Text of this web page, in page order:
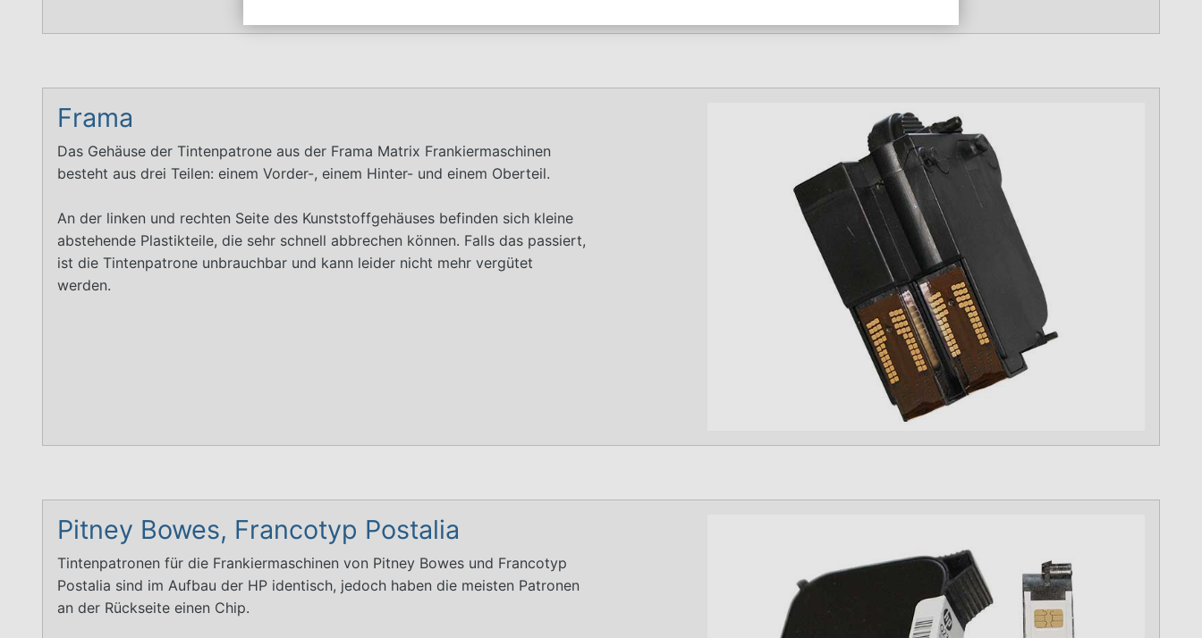
Frama
Das Gehäuse der Tintenpatrone aus der Frama Matrix Frankiermaschinen
besteht aus drei Teilen: einem Vorder-, einem Hinter- und einem Oberteil.
An der linken und rechten Seite des Kunststoffgehäuses befinden sich kleine
abstehende Plastikteile, die sehr schnell abbrechen können. Falls das passiert,
ist die Tintenpatrone unbrauchbar und kann leider nicht mehr vergütet
werden.
Pitney Bowes, Francotyp Postalia
Tintenpatronen für die Frankiermaschinen von Pitney Bowes und Francotyp
Postalia sind im Aufbau der HP identisch, jedoch haben die meisten Patronen
an der Rückseite einen Chip.